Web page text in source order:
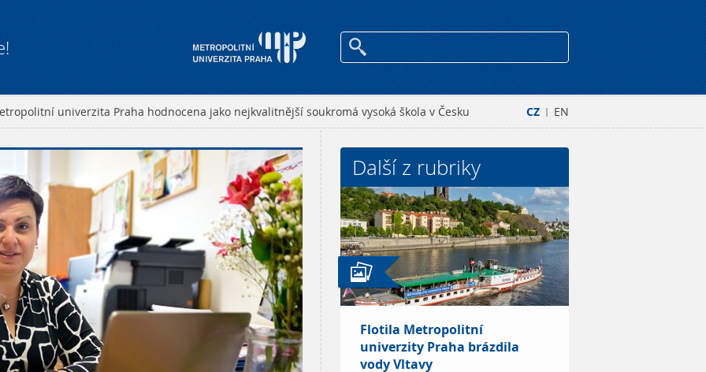
CZ | EN
univerzita Praha hodnocena jako nejkvalitnější soukromá vysoká škola v Česku
Další z rubriky
Flotila Metropolitní
univerzity Praha brázdila
vody Vltavy